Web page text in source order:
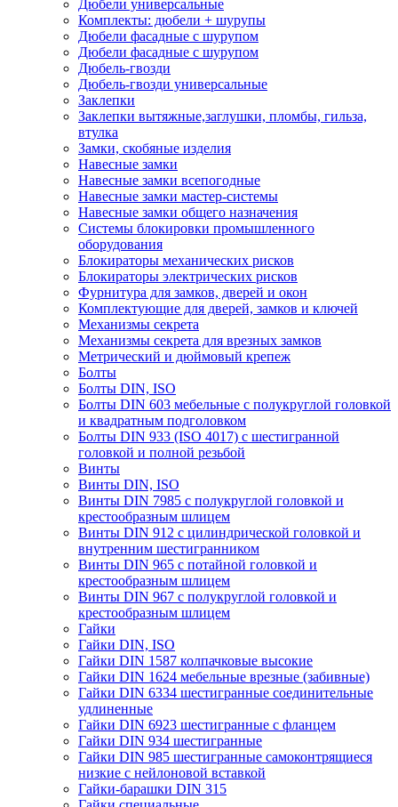
Дюбели универсальные
Комплекты: дюбели + шурупы
Дюбели фасадные с шурупом
Дюбели фасадные с шурупом
Дюбель-гвозди
Дюбель-гвозди универсальные
Заклепки
Заклепки вытяжные,заглушки, пломбы, гильза,
втулка
Замки, скобяные изделия
Навесные замки
Навесные замки всепогодные
Навесные замки мастер-системы
Навесные замки общего назначения
Системы блокировки промышленного
оборудования
Блокираторы механических рисков
Блокираторы электрических рисков
Фурнитура для замков, дверей и окон
Комплектующие для дверей, замков и ключей
Механизмы секрета
Механизмы секрета для врезных замков
Метрический и дюймовый крепеж
Болты
Болты DIN, ISO
Болты DIN 603 мебельные с полукруглой головкой
и квадратным подголовком
Болты DIN 933 (ISO 4017) с шестигранной
головкой и полной резьбой
Винты
Винты DIN, ISO
Винты DIN 7985 с полукруглой головкой и
крестообразным шлицем
Винты DIN 912 с цилиндрической головкой и
внутренним шестигранником
Винты DIN 965 с потайной головкой и
крестообразным шлицем
Винты DIN 967 с полукруглой головкой и
крестообразным шлицем
Гайки
Гайки DIN, ISO
Гайки DIN 1587 колпачковые высокие
Гайки DIN 1624 мебельные врезные (забивные)
Гайки DIN 6334 шестигранные соединительные
удлиненные
Гайки DIN 6923 шестигранные с фланцем
Гайки DIN 934 шестигранные
Гайки DIN 985 шестигранные самоконтрящиеся
низкие с нейлоновой вставкой
Гайки-барашки DIN 315